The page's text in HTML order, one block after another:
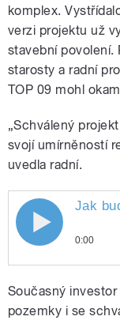
komplex.
verzi projektu už
stavební povolení.
starosty a radní
TOP 09 mohl
„Schválený
svojí umírněností
uvedla radní.
Jak
0:00
zatím
Současný
pozemky i se